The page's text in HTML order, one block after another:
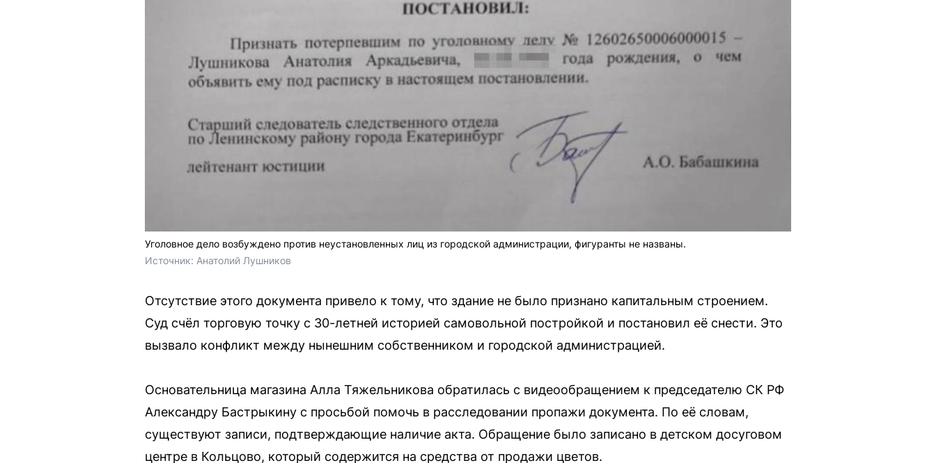
Уголовное дело возбуждено против неустановленных лиц из городской администрации, фигуранты не названы.
Источник: Анатолий Лушников
Отсутствие этого документа привело к тому, что здание не было признано капитальным строением.
Суд счёл торговую точку с 30-летней историей самовольной постройкой и постановил её снести. Это
вызвало конфликт между нынешним собственником и городской администрацией.
Основательница магазина Алла Тяжельникова обратилась с видеообращением к председателю СК РФ
Александру Бастрыкину с просьбой помочь в расследовании пропажи документа. По её словам,
существуют записи, подтверждающие наличие акта. Обращение было записано в детском досуговом
центре в Кольцово, который содержится на средства от продажи цветов.